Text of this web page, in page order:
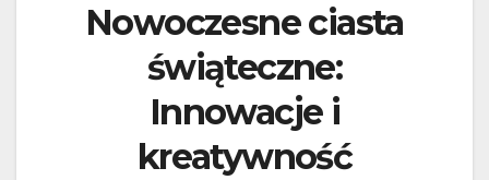
Nowoczesne ciasta
świąteczne:
Innowacje i
kreatywność